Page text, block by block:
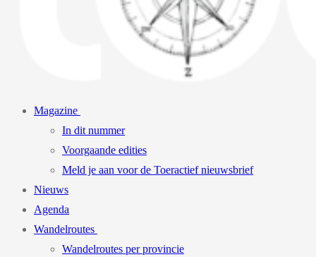
Magazine
In dit nummer
Voorgaande edities
Meld je aan voor de Toeractief nieuwsbrief
Nieuws
Agenda
Wandelroutes
Wandelroutes per provincie